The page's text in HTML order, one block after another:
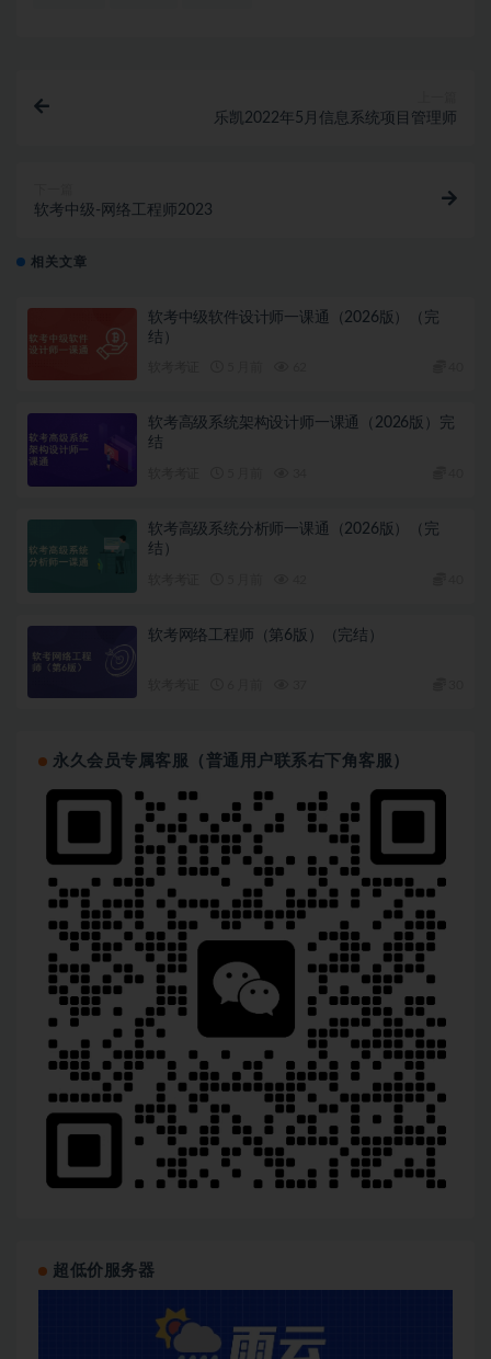
乐凯2022年5月信息系统项目管理师
软考中级-网络工程师2023
相关文章
软考中级软件设计师一课通（2026版）（完
结）
软考高级系统架构设计师一课通（2026版）完
结
软考高级系统分析师一课通（2026版）（完
结）
软考网络工程师（第6版）（完结）
永久会员专属客服（普通用户联系右下角客服）
超低价服务器